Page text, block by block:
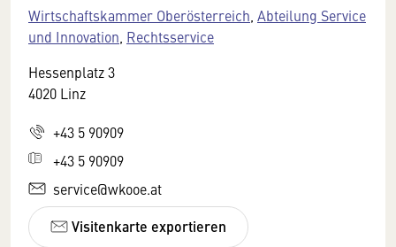
Wirtschaftskammer Oberösterreich Abteilung Service
und Innovation Rechtsservice
Hessenplatz 3
4020 Linz
+43 5 90909
+43 5 90909
service@wkooe.at
Visitenkarte exportieren